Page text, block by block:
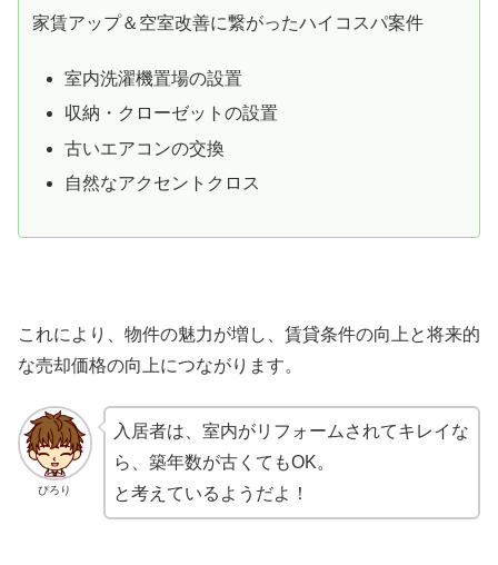
家賃アップ＆空室改善に繋がったハイコスパ案件
室内洗濯機置場の設置
収納・クローゼットの設置
古いエアコンの交換
自然なアクセントクロス
これにより、物件の魅力が増し、賃貸条件の向上と将来的
な売却価格の向上につながります。
ぴろり
入居者は、室内がリフォームされてキレイな
ら、築年数が古くてもOK。
と考えているようだよ！